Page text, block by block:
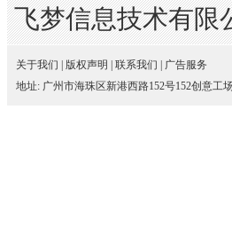
飞梦信息技术有限
关于我们 版权声明 联系我们
广告服务
地址: 广州市海珠区新港西路152号152创意工